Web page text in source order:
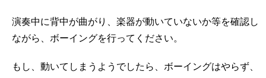
演奏中に背中が曲がり、楽器が動いていないか等を確認し
ながら、ボーイングを行ってください。
もし、動いてしまうようでしたら、ボーイングはやらず、